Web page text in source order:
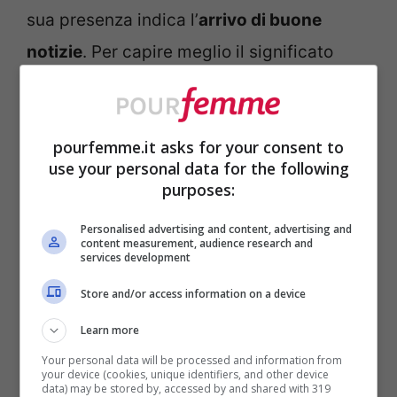
sua presenza indica l’arrivo di buone
notizie. Per capire meglio il significato
dietro a questa credenza bisogna tornare
indietro nel tempo, quando il ritmo della
vita era scandito dai cicli della natura e
dalleabitudini quotidiane, come il suo
È proprio legato a quest’ultimo il
significato benevolo della mosca al
mattino:l’arrivo della posta
consegna di lettere o cartoline, da parenti
pourfemme.it asks for your consent to
use your personal data for the following
purposes:
Personalised advertising and content, advertising and
content measurement, audience research and
services development
Store and/or access information on a device
Learn more
Your personal data will be processed and information from
your device (cookies, unique identifiers, and other device
data) may be stored by, accessed by and shared with 319